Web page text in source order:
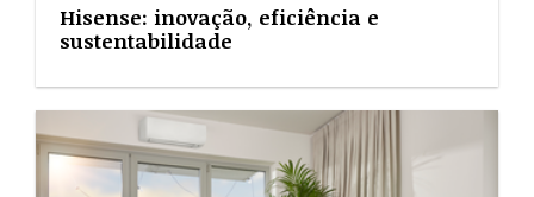
Hisense: inovação, eficiência e
sustentabilidade